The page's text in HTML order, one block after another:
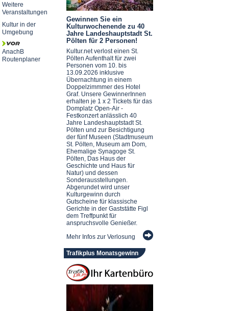
Weitere
Veranstaltungen
Kultur in der
Umgebung
AnachB
Routenplaner
Gewinnen Sie ein
Kulturwochenende zu 40
Jahre Landeshauptstadt St.
Pölten für 2 Personen!
Kultur.net verlost einen St.
Pölten Aufenthalt für zwei
Personen vom 10. bis
13.09.2026 inklusive
Übernachtung in einem
Doppelzimmmer des Hotel
Graf. Unsere GewinnerInnen
erhalten je 1 x 2 Tickets für das
Domplatz Open-Air -
Festkonzert anlässlich 40
Jahre Landeshauptstadt St.
Pölten und zur Besichtigung
der fünf Museen (Stadtmuseum
St. Pölten, Museum am Dom,
Ehemalige Synagoge St.
Pölten, Das Haus der
Geschichte und Haus für
Natur) und dessen
Sonderausstellungen.
Abgerundet wird unser
Kulturgewinn durch
Gutscheine für klassische
Gerichte in der Gaststätte Figl
dem Treffpunkt für
anspruchsvolle Genießer.
Mehr Infos zur Verlosung
Trafikplus Monatsgewinn